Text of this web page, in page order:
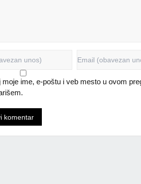
moje ime, e-poštu i veb mesto u ovom